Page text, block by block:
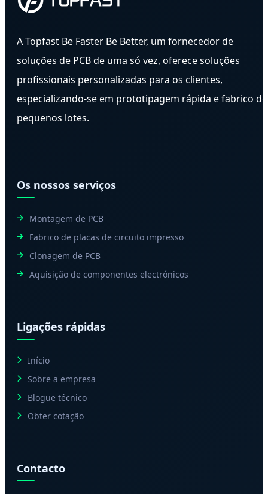
A Topfast Be Faster Be Better, um fornecedor de
soluções de PCB de uma só vez, oferece soluções
profissionais personalizadas para os clientes,
especializando-se em prototipagem rápida e fabrico de
pequenos lotes.
Os nossos serviços
Montagem de PCB
Fabrico de placas de circuito impresso
Clonagem de PCB
Aquisição de componentes electrónicos
Ligações rápidas
Início
Sobre a empresa
Blogue técnico
Obter cotação
Contacto